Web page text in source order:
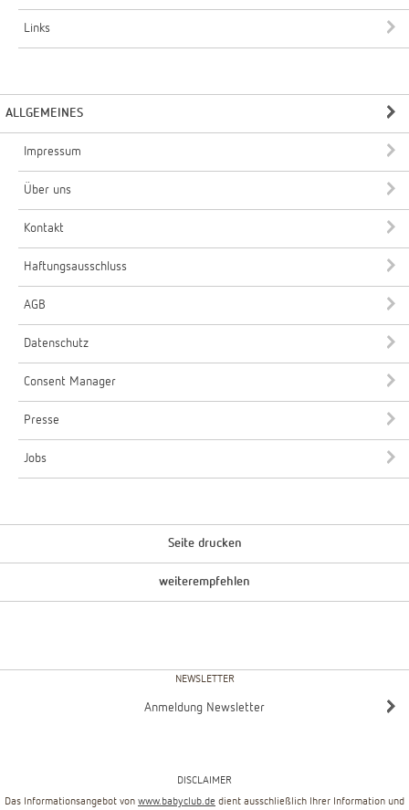
Links
ALLGEMEINES
Impressum
Über uns
Kontakt
Haftungsausschluss
AGB
Datenschutz
Consent Manager
Presse
Jobs
Seite drucken
weiterempfehlen
NEWSLETTER
Anmeldung Newsletter
DISCLAIMER
Das Informationsangebot von www.babyclub.de dient ausschließlich Ihrer Information und